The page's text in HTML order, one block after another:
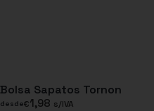
Bolsa Sapatos Tornon
desde€1,98 s/IVA